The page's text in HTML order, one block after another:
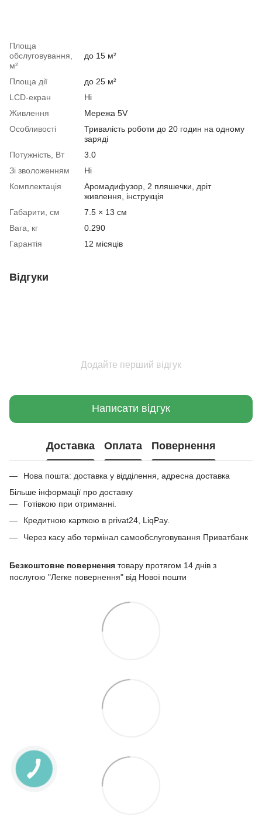
Площа
обслуговування,
м²
до 15 м²
Площа дії
до 25 м²
LCD-екран
Ні
Живлення
Мережа 5V
Особливості
Тривалість роботи до 20 годин на одному
заряді
Потужність, Вт
3.0
Зі зволоженням
Ні
Комплектація
Аромадифузор, 2 пляшечки, дріт
живлення, інструкція
Габарити, см
7.5 × 13 см
Вага, кг
0.290
Гарантія
12 місяців
Відгуки
Додайте перший відгук
Написати відгук
Доставка Оплата Повернення
Нова пошта: доставка у відділення, адресна доставка
Більше інформації про доставку
Готівкою при отриманні.
Кредитною карткою в privat24, LiqPay.
Через касу або термінал самообслуговування Приватбанк
Безкоштовне повернення товару протягом 14 днів з
послугою "Легке повернення" від Нової пошти